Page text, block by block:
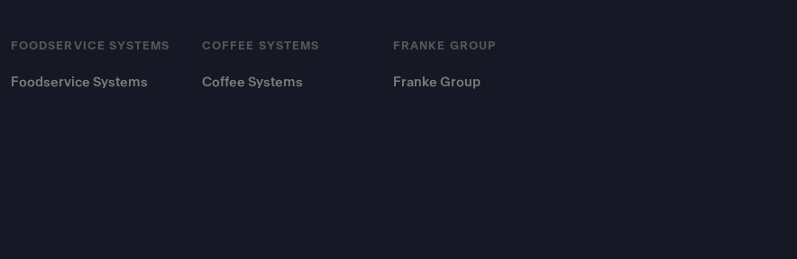
FOODSERVICE SYSTEMS
Foodservice Systems
COFFEE SYSTEMS
Coffee Systems
FRANKE GROUP
Franke Group